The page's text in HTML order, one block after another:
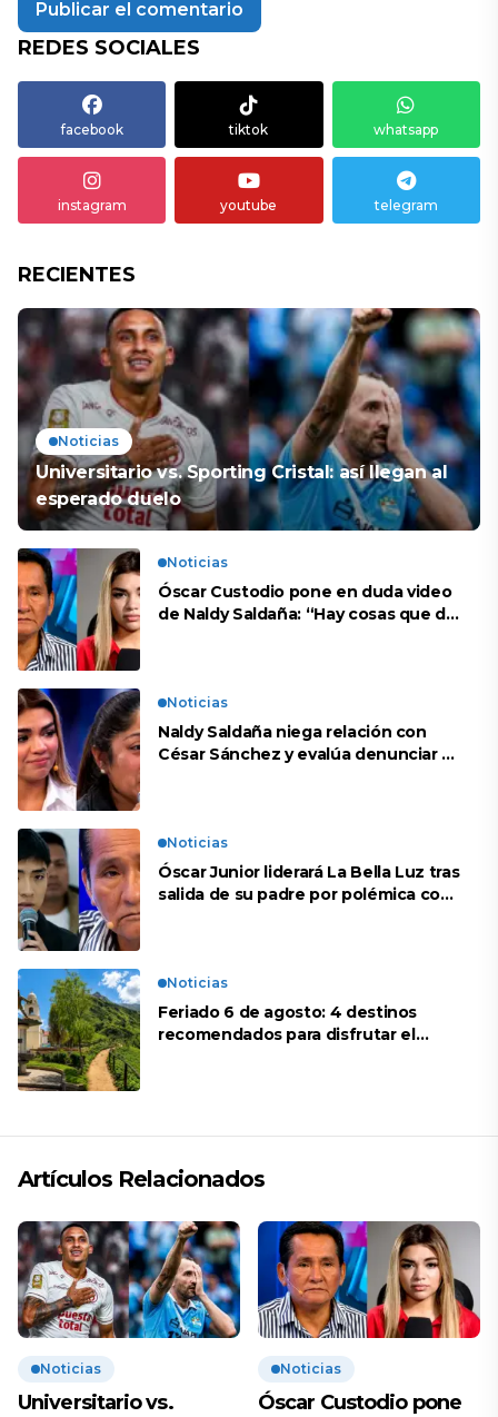
REDES SOCIALES
facebook tiktok whatsapp
instagram youtube telegram
RECIENTES
Noticias
Universitario vs. Sporting Cristal: así llegan al
esperado duelo
Noticias
Óscar Custodio pone en duda video
de Naldy Saldaña: “Hay cosas que de
Noticias
Naldy Saldaña niega relación con
César Sánchez y evalúa denunciar a
Noticias
Óscar Junior liderará La Bella Luz tras
salida de su padre por polémica con
Noticias
Feriado 6 de agosto: 4 destinos
recomendados para disfrutar el
Artículos Relacionados
Noticias
Universitario vs.
Noticias
Óscar Custodio pone